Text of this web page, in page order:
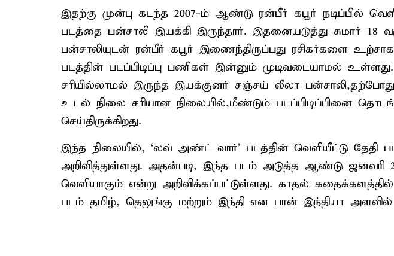
இதற்கு முன்பு கடந்த 2007-ம் ஆண்டு ரன்பீர் கபூர் நடிப்பில்
படத்தை பன்சாலி இயக்கி இருந்தார். இதனையடுத்து சுமார் 18
பன்சாலியுடன் ரன்பீர் கபூர் இணைந்திருப்பது ரசிகர்களை
படத்தின் படப்பிடிப்பு பணிகள் இன்னும் முடிவடையாமல்
சரியில்லாமல் இருந்த இயக்குனர் சஞ்சய் லீலா பன்சாலி,தற்போது
உடல் நிலை சரியான நிலையில்,மீண்டும் படப்பிடிப்பினை தொடங்க
செய்திருக்கிறது.
இந்த நிலையில், ‘லவ் அண்ட் வார்’ படத்தின் வெளியீட்டு தேதி
அறிவித்துள்ளது. அதன்படி, இந்த படம் அடுத்த ஆண்டு ஜனவரி
வெளியாகும் என்று அறிவிக்கப்பட்டுள்ளது. காதல்
படம் தமிழ், தெலுங்கு மற்றும் இந்தி என பான் இந்தியா